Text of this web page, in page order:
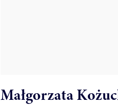
Małgorzata